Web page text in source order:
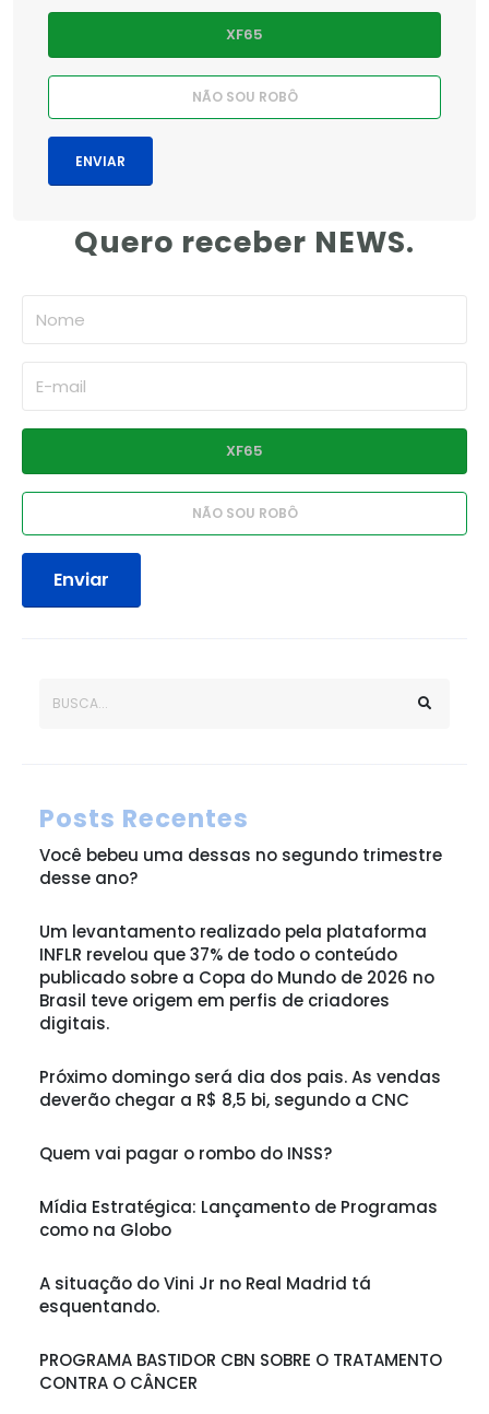
Quero receber NEWS.
Enviar
Posts Recentes
Você bebeu uma dessas no segundo trimestre
desse ano?
Um levantamento realizado pela plataforma
INFLR revelou que 37% de todo o conteúdo
publicado sobre a Copa do Mundo de 2026 no
Brasil teve origem em perfis de criadores
digitais.
Próximo domingo será dia dos pais. As vendas
deverão chegar a R$ 8,5 bi, segundo a CNC
Quem vai pagar o rombo do INSS?
Mídia Estratégica: Lançamento de Programas
como na Globo
A situação do Vini Jr no Real Madrid tá
esquentando.
PROGRAMA BASTIDOR CBN SOBRE O TRATAMENTO
CONTRA O CÂNCER